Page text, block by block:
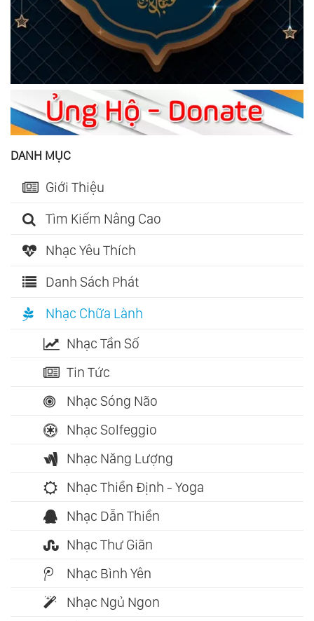
DANH MỤC
Giới Thiệu
Tìm Kiếm Nâng Cao
Nhạc Yêu Thích
Danh Sách Phát
Nhạc Chữa Lành
Nhạc Tần Số
Tin Tức
Nhạc Sóng Não
Nhạc Solfeggio
Nhạc Năng Lượng
Nhạc Thiền Định - Yoga
Nhạc Dẫn Thiền
Nhạc Thư Giãn
Nhạc Bình Yên
Nhạc Ngủ Ngon